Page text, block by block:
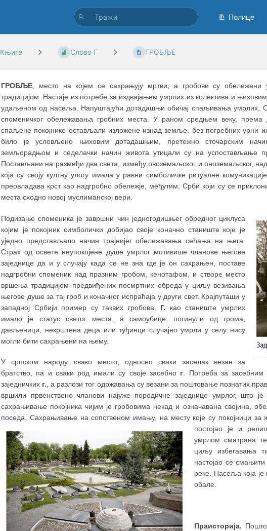
Полице
Књиге Слово Г ГРОБЉЕ
ГРОБЉЕ, место на којем се сахрањују мртви, а гробови су обележени
традицијом. Настаје из потребе за издвајањем умрлих из колектива и
удаљеном од насеља. Напуштајући дотадашњи обичај спаљивања умрлих,
споменичког обележавања гробних места. У раном средњем веку,
спаљене покојнике остављали изложене изнад земље, без погребних урни
било је условљено њиховим дотадашњим, претежно сточарским
земљорадњом и седелачки начин живота утицали су на успостављање
Постављани на размеђи два света, између овоземаљског и оноземаљског,
која су своју култну улогу имала у равни симболичке ритуалне
преовладава крст као надгробно обележје, међутим, Срби који су се
места сходно новој муслиманској вери.
Подизање споменика је завршни чин једногодишњег обредног циклуса
којим је покојник симболички добијао своје коначно станиште које је
уједно представљало начин трајнијег обележавања сећања на њега.
Страх од освете неупокојене душе умрлог мотивише чланове његове
заједнице да и у случају када се не зна где је он сахрањен, поставе
надгробни споменик над празним гробом, кенотафом, и створе место
вршења традицијом предвиђених посмртних обреда у циљу везивања
његове душе за тај гроб и коначног испраћаја у други свет. Крајпуташи у
западној Србији пример су таквих гробова. Г. као станиште умрлих
имало је статус светог места, а самоубице, погинули од грома,
дављеници, некрштена деца или туђинци случајно умрли у селу нису
могли бити сахрањени на њему.
У српском народу свако место, односно сваки заселак везан за
братство, па и сваки род имали су своје засебно г . Потреба за засебним
заједничких г. , а разлози тог одржавања су везани за поштовање познатих
вршили првенствено чланови најуже породичне заједнице умрлог, што
сахрањивање покојника чијим је гробовима некад и означавана својина,
поседа. Сахрањивање на сопственом имању, на месту које су покојници за
постојао је и
умрлом сматрана
циљу избегавања
настојао се смањити
реке. Насеља која
обале.
Праисторија.